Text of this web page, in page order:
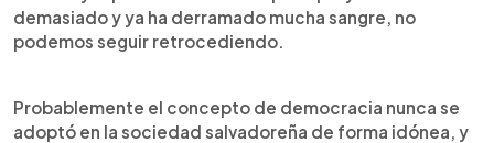
demasiado y ya ha derramado mucha sangre, no
podemos seguir retrocediendo.
Probablemente el concepto de democracia nunca se
adoptó en la sociedad salvadoreña de forma idónea, y